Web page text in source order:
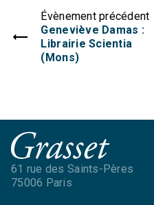
Évènement précédent
Geneviève Damas :
Librairie Scientia
(Mons)
61 rue des Saints-Pères
75006 Paris